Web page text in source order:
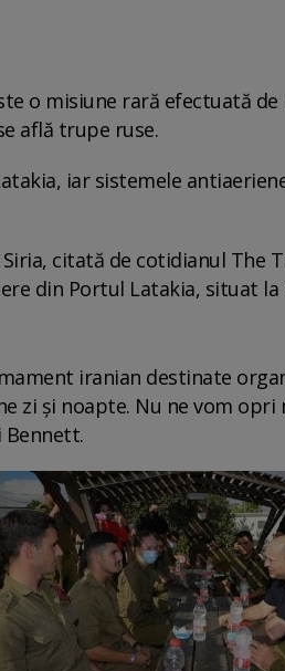
o misiune rară efectuată
află trupe ruse.
iar sistemele
citată de cotidianul The
din Portul Latakia, situat la
iranian destinate
zi şi noapte. Nu ne vom opri